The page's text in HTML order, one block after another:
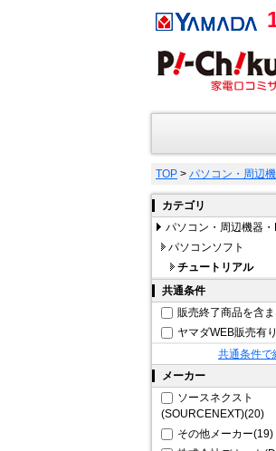
TOP > パソコン・周辺
カテゴリ
パソコン・周辺機器・
パソコンソフト
チュートリアル
共通条件
販売終了商品を含
ヤマダWEB販売有り
共通条件
メーカー
ソースネクスト
(SOURCENEXT)(20)
その他メーカー(19)